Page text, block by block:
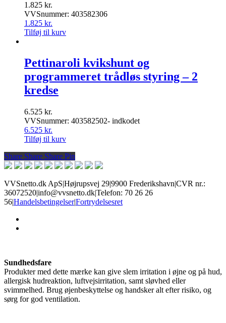
1.825 kr.
VVSnummer: 403582306
1.825 kr.
Tilføj til kurv
Pettinaroli kvikshunt og
programmeret trådløs styring – 2
kredse
6.525 kr.
VVSnummer: 403582502- indkodet
6.525 kr.
Tilføj til kurv
Share
Share Share Share Pin
VVSnetto.dk ApS|Højrupsvej 29|9900 Frederikshavn|CVR nr.:
36072520|info@vvsnetto.dk|Telefon: 70 26 26
56|Handelsbetingelser|Fortrydelsesret
Sundhedsfare
Produkter med dette mærke kan give slem irritation i øjne og på hud,
allergisk hudreaktion, luftvejsirritation, samt sløvhed eller
svimmelhed. Brug øjenbeskyttelse og handsker alt efter risiko, og
sørg for god ventilation.